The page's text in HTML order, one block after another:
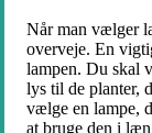
Når man vælger
overveje. En
lampen. Du skal
lys til de planter,
vælge en lampe,
at bruge den i